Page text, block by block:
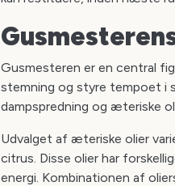
Gusmesteren er en central
stemning og styre tempoet i
dampspredning og æteriske
Udvalget af æteriske olier
citrus. Disse olier har
energi. Kombinationen af